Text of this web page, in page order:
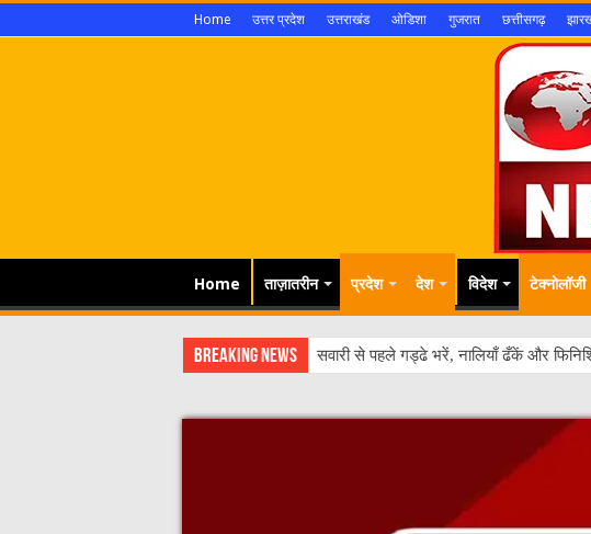
Home उत्तर प्रदेश उत्तराखंड ओडिशा गुजरात छत्तीसगढ़
Home ताज़ातरीन प्रदेश देश विदेश टेक्नोलॉजी
Breaking News मध्यप्रदेश सरकार ने किसानों के हितों को स